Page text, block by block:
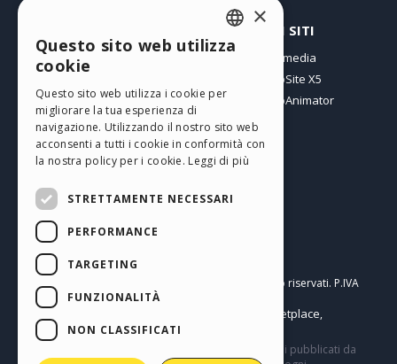
I miei post
I miei Download
Spazio Web
I miei Crediti
ALTRI SITI
Incomedia
WebSite X5
WebAnimator
Italiano
Copyright © 2026
Tutti i diritti sono riservati. P.IVA
IT07514640015
Help Center / Marketplace,
Templates,Objects|Privacy Policy
Questo sito contiene commenti, opinioni e materiali pubblicati da
ENGLISH
SPANISH
PORTUGUESE
POLISH
×
Questo sito web utilizza
cookie
Questo sito web utilizza i cookie per
migliorare la tua esperienza di
navigazione. Utilizzando il nostro sito web
acconsenti a tutti i cookie in conformità con
la nostra policy per i cookie. Leggi di più
STRETTAMENTE NECESSARI
PERFORMANCE
TARGETING
FUNZIONALITÀ
NON CLASSIFICATI